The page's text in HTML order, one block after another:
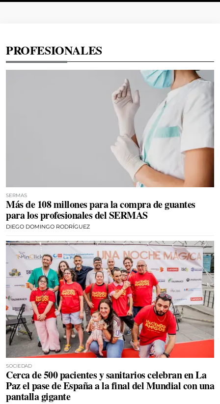
PROFESIONALES
SERMAS
Más de 108 millones para la compra de guantes
para los profesionales del SERMAS
DIEGO DOMINGO RODRÍGUEZ
SOCIEDAD
Cerca de 500 pacientes y sanitarios celebran en La
Paz el pase de España a la final del Mundial con una
pantalla gigante